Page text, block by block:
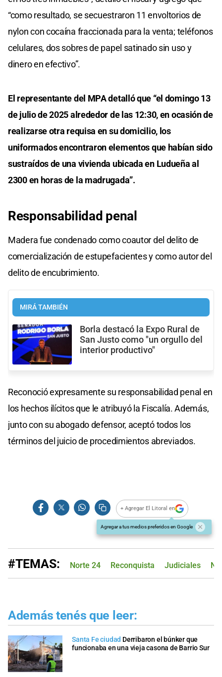
“como resultado, se secuestraron 11 envoltorios de
nylon con cocaína fraccionada para la venta; teléfonos
celulares, dos sobres de papel satinado sin uso y
dinero en efectivo”.
El representante del MPA detalló que “el domingo 13
de julio de 2025 alrededor de las 12:30, en ocasión de
realizarse otra requisa en su domicilio, los
uniformados encontraron elementos que habían sido
sustraídos de una vivienda ubicada en Ludueña al
2300 en horas de la madrugada”.
Responsabilidad penal
Madera fue condenado como coautor del delito de
comercialización de estupefacientes y como autor del
delito de encubrimiento.
MIRÁ TAMBIÉN
Borla destacó la Expo Rural de
San Justo como "un orgullo del
interior productivo"
Reconoció expresamente su responsabilidad penal en
los hechos ilícitos que le atribuyó la Fiscalía. Además,
junto con su abogado defensor, aceptó todos los
términos del juicio de procedimientos abreviados.
+ Agregar El Litoral en
Agregar a tus medios preferidos en Google
#TEMAS: Norte 24 Reconquista Judiciales
Además tenés que leer:
Santa Fe ciudad Derribaron el búnker que
funcionaba en una vieja casona de Barrio Sur